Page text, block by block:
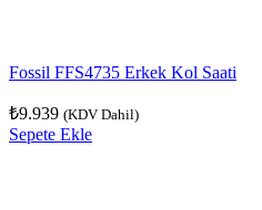
Fossil FFS4735 Erkek Kol Saati
₺9.939 (KDV Dahil)
Sepete Ekle